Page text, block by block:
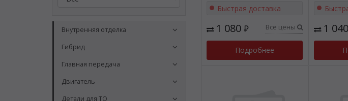
Внутренняя отделка
Гибрид
Главная передача
Двигатель
Детали для ТО
Быстрая доставка
1 080 ₽ Все цены
Подробнее
1